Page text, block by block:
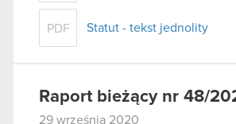
PDF Statut - tekst jednolity
Raport bieżący nr 48/
29 września 2020